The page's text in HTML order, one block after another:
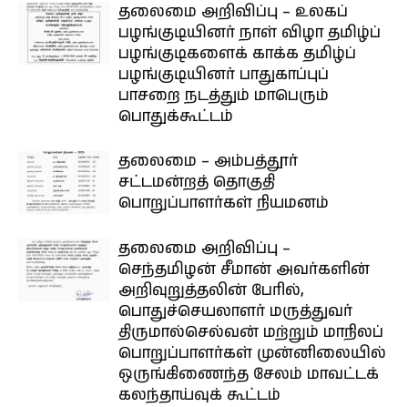
தலைமை அறிவிப்பு – உலகப்
பழங்குடியினர் நாள் விழா தமிழ்ப்
பழங்குடிகளைக் காக்க தமிழ்ப்
பழங்குடியினர் பாதுகாப்புப்
பாசறை நடத்தும் மாபெரும்
பொதுக்கூட்டம்
தலைமை – அம்பத்தூர்
சட்டமன்றத் தொகுதி
பொறுப்பாளர்கள் நியமனம்
தலைமை அறிவிப்பு –
செந்தமிழன் சீமான் அவர்களின்
அறிவுறுத்தலின் பேரில்,
பொதுச்செயலாளர் மருத்துவர்
திருமால்செல்வன் மற்றும் மாநிலப்
பொறுப்பாளர்கள் முன்னிலையில்
ஒருங்கிணைந்த சேலம் மாவட்டக்
கலந்தாய்வுக் கூட்டம்